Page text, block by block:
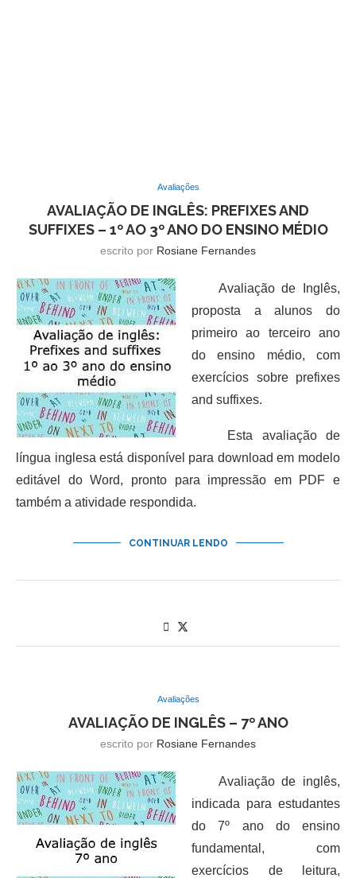
Avaliações
AVALIAÇÃO DE INGLÊS: PREFIXES AND
SUFFIXES – 1º AO 3º ANO DO ENSINO MÉDIO
escrito por Rosiane Fernandes
Avaliação de Inglês,
proposta a alunos do
primeiro ao terceiro ano
do ensino médio, com
exercícios sobre prefixes
and suffixes.
Esta avaliação de
língua inglesa está disponível para download em modelo
editável do Word, pronto para impressão em PDF e
também a atividade respondida.
CONTINUAR LENDO
Avaliações
AVALIAÇÃO DE INGLÊS – 7º ANO
escrito por Rosiane Fernandes
Avaliação de inglês,
indicada para estudantes
do 7º ano do ensino
fundamental, com
exercícios de leitura,